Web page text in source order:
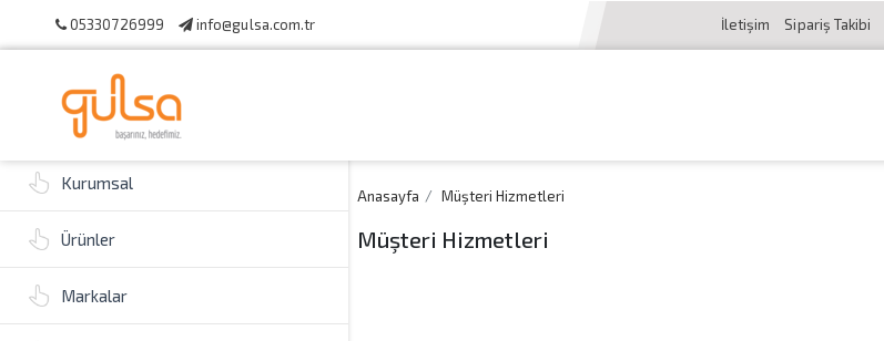
05330726999 info@gulsa.com.tr İletişim Sipariş Takibi
Kurumsal
Ürünler
Markalar
Anasayfa Müşteri Hizmetleri
Müşteri Hizmetleri